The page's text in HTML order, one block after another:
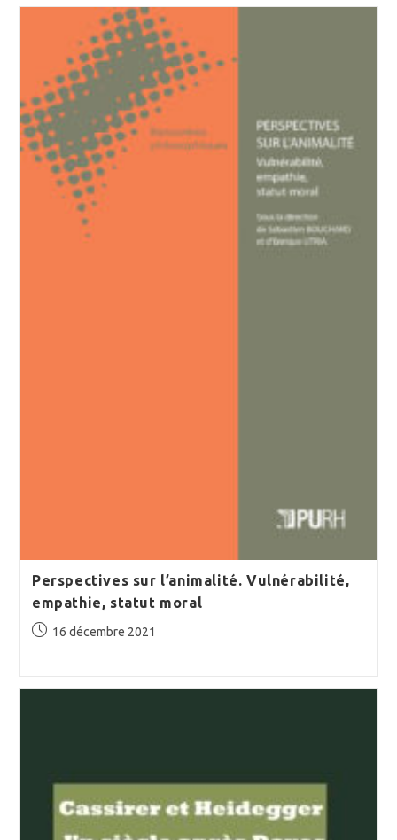
Perspectives sur l’animalité. Vulnérabilité,
empathie, statut moral
Publication
16 décembre 2021